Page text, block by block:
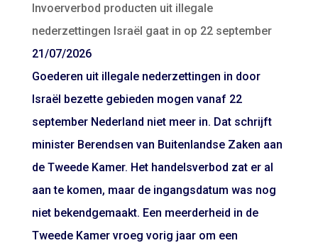
Invoerverbod producten uit illegale
nederzettingen Israël gaat in op 22 september
21/07/2026
Goederen uit illegale nederzettingen in door
Israël bezette gebieden mogen vanaf 22
september Nederland niet meer in. Dat schrijft
minister Berendsen van Buitenlandse Zaken aan
de Tweede Kamer. Het handelsverbod zat er al
aan te komen, maar de ingangsdatum was nog
niet bekendgemaakt. Een meerderheid in de
Tweede Kamer vroeg vorig jaar om een